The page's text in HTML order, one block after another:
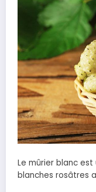
Le mûrier blanc
blanches rosâtres